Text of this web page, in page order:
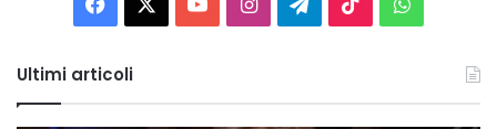
Ultimi articoli